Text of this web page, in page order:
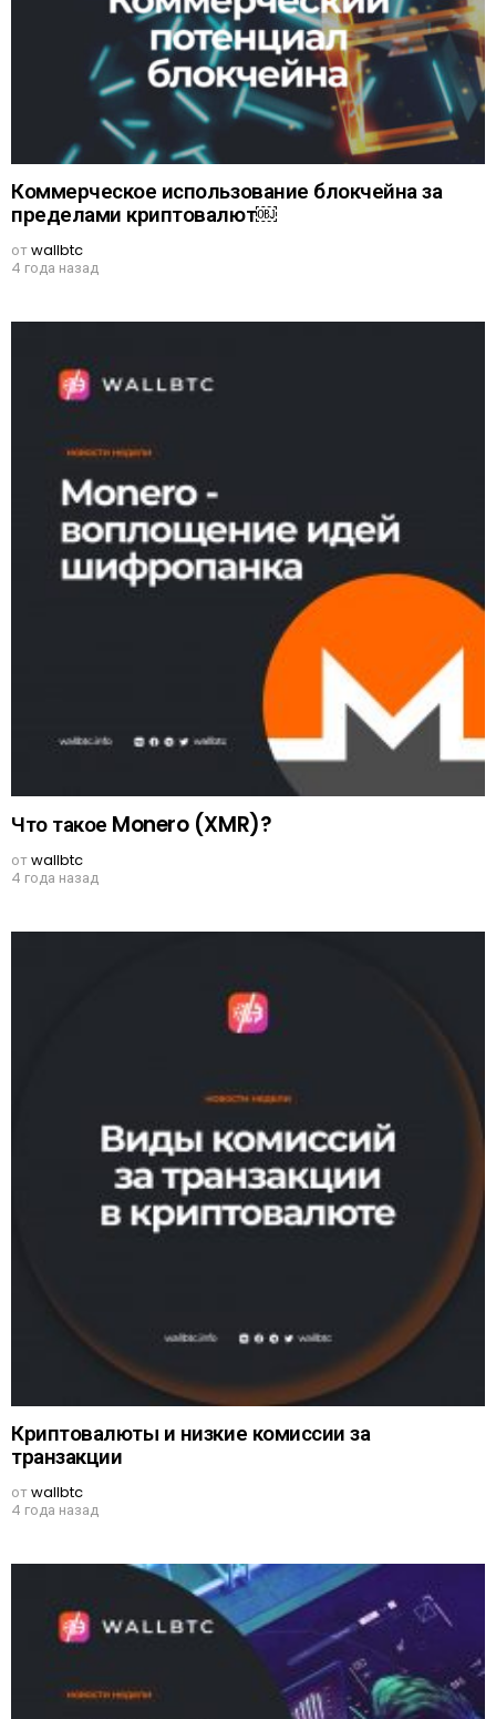
Коммерческое использование блокчейна за
пределами криптовалют￼
отwallbtc
4 года назад
Что такое Monero (XMR)?
отwallbtc
4 года назад
Криптовалюты и низкие комиссии за
транзакции
отwallbtc
4 года назад